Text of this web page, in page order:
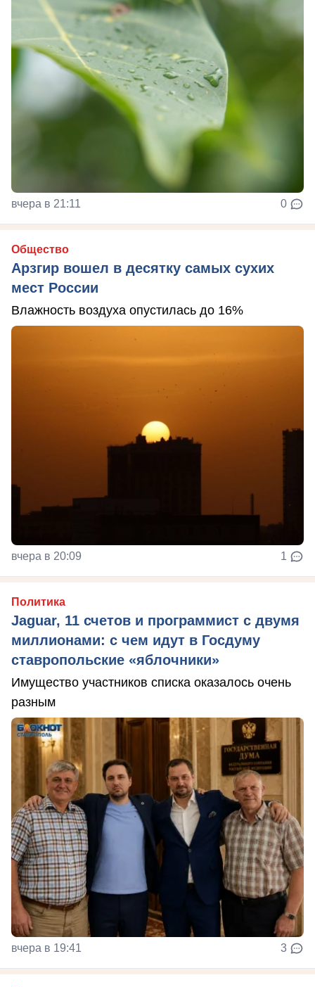
вчера в 21:11 0
Общество
Арзгир вошел в десятку самых сухих
мест России
Влажность воздуха опустилась до 16%
вчера в 20:09 1
Политика
Jaguar, 11 счетов и программист с двумя
миллионами: с чем идут в Госдуму
ставропольские «яблочники»
Имущество участников списка оказалось очень
разным
вчера в 19:41 3